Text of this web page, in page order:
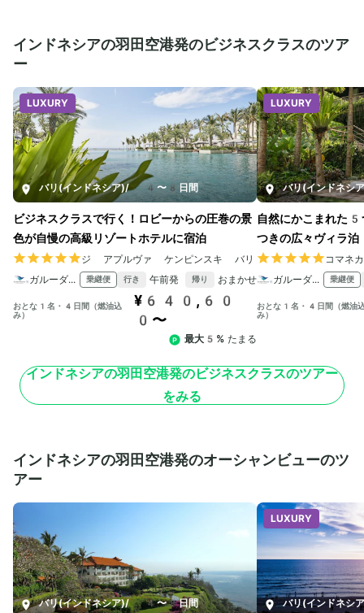
インドネシアの羽田空港発のビジネスクラスのツア
ー
LUXURY
バリ(インドネシア)/ 4〜8日間
ビジネスクラスで行く！ロビーからの圧巻の景
色が自慢の高級リゾートホテルに宿泊
ジ アプルヴァ ケンピンスキ バリ
ガルーダ インドネシア航空
乗継便 行き 午前発 帰り おまかせ
おとな1名・4日間（燃油込
み）
¥640,60
0〜
最大5% たまる
LUXURY
バリ(インドネシ
自然にかこまれた5
つきの広々ヴィラ泊
コマネ
ガルーダ インドネシア航空
乗継便
おとな1名・4日間（燃油
み）
インドネシアの羽田空港発のビジネスクラスのツアー
をみる
インドネシアの羽田空港発のオーシャンビューのツ
アー
バリ(インドネシア)/ 4〜8日間
LUXURY
バリ(インドネシ